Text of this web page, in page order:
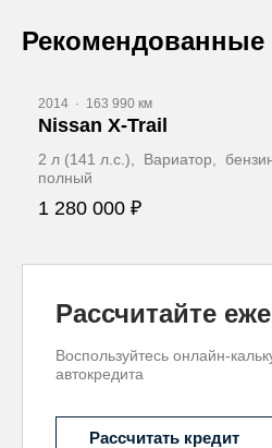
Рекомендованные
Видео
2014 · 163 990 км
Nissan X-Trail
2 л (141 л.с.), Вариатор,
полный
1 280 000 ₽
Рассчитайте
Воспользуйтесь онлайн-
автокредита
Рассчитать кредит